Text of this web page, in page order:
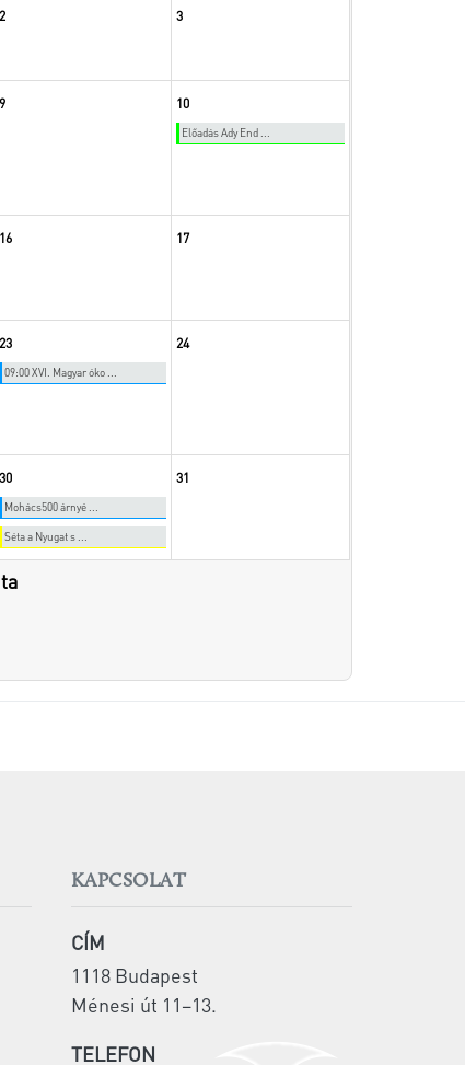
2 3
9 10
Előadás Ady End ...
16 17
23
09:00 XVI. Magyar óko ...
24
30
Mohács500 árnyé ...
Séta a Nyugat s ...
31
KAPCSOLAT
CÍM
1118 Budapest
Ménesi út 11–13.
TELEFON